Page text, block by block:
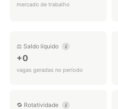
mercado de trabalho
⚖️ Saldo líquido i
+0
vagas geradas no período
🔁 Rotatividade i